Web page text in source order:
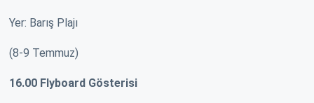
Yer: Barış Plajı
(8-9 Temmuz)
16.00 Flyboard Gösterisi